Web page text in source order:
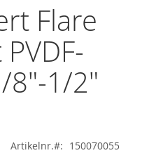
Flare
8"-1/2"
Artikelnr. 150070055